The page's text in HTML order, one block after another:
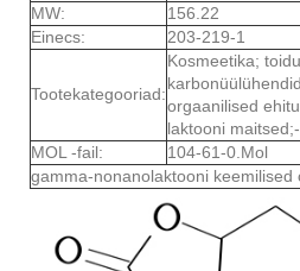
MW:
156.22
Einecs:
203-219-1
Tootekategooriad:
Kosmeetika;
orgaanilised
laktooni maitsed;-
MOL -fail:
104-61-0.Mol
gamma-nonanolaktooni keemilised